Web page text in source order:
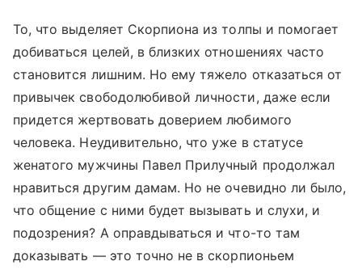
То, что выделяет Скорпиона из толпы и помогает
добиваться целей, в близких отношениях часто
становится лишним. Но ему тяжело отказаться от
привычек свободолюбивой личности, даже если
придется жертвовать доверием любимого
человека. Неудивительно, что уже в статусе
женатого мужчины Павел Прилучный продолжал
нравиться другим дамам. Но не очевидно ли было,
что общение с ними будет вызывать и слухи, и
подозрения? А оправдываться и что-то там
доказывать — это точно не в скорпионьем